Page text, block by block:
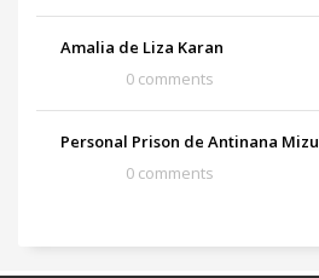
Amalia de Liza Karan
0 comments
Personal Prison de Antinana Mizu
0 comments